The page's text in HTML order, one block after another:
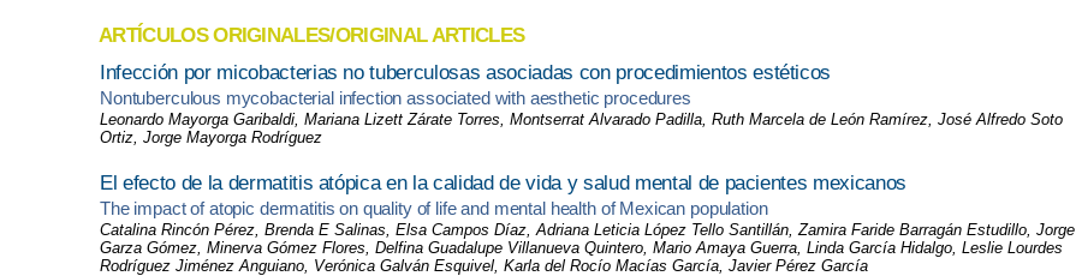
ARTÍCULOS ORIGINALES/ORIGINAL ARTICLES
Infección por micobacterias no tuberculosas asociadas con procedimientos estéticos
Nontuberculous mycobacterial infection associated with aesthetic procedures
Leonardo Mayorga Garibaldi, Mariana Lizett Zárate Torres, Montserrat Alvarado Padilla, Ruth Marcela de León Ramírez, José Alfredo Soto
Ortiz, Jorge Mayorga Rodríguez
El efecto de la dermatitis atópica en la calidad de vida y salud mental de pacientes mexicanos
The impact of atopic dermatitis on quality of life and mental health of Mexican population
Catalina Rincón Pérez, Brenda E Salinas, Elsa Campos Díaz, Adriana Leticia López Tello Santillán, Zamira Faride Barragán Estudillo, Jorge
Garza Gómez, Minerva Gómez Flores, Delfina Guadalupe Villanueva Quintero, Mario Amaya Guerra, Linda García Hidalgo, Leslie Lourdes
Rodríguez Jiménez Anguiano, Verónica Galván Esquivel, Karla del Rocío Macías García, Javier Pérez García